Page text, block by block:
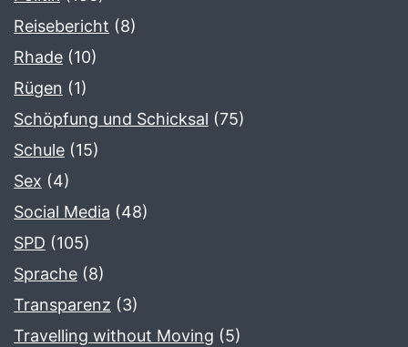
Reisebericht (8)
Rhade (10)
Rügen (1)
Schöpfung und Schicksal (75)
Schule (15)
Sex (4)
Social Media (48)
SPD (105)
Sprache (8)
Transparenz (3)
Travelling without Moving (5)